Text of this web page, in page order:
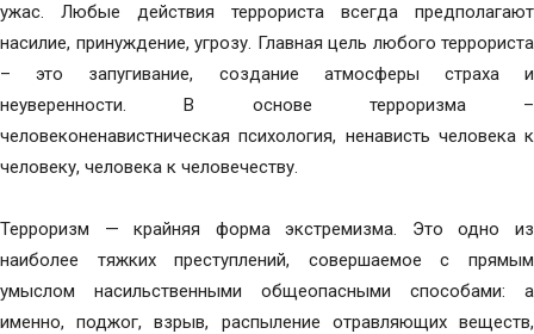
ужас. Любые действия террориста всегда предполагают
насилие, принуждение, угрозу. Главная цель любого террориста
– это запугивание, создание атмосферы страха и
неуверенности. В основе терроризма –
человеконенавистническая психология, ненависть человека к
человеку, человека к человечеству.
Терроризм — крайняя форма экстремизма. Это одно из
наиболее тяжких преступлений, совершаемое с прямым
умыслом насильственными общеопасными способами: а
именно, поджог, взрыв, распыление отравляющих веществ,